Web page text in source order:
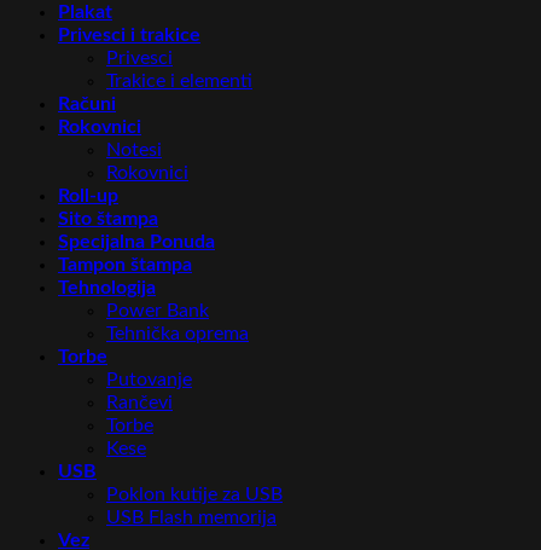
Plakat
Privesci i trakice
Privesci
Trakice i elementi
Računi
Rokovnici
Notesi
Rokovnici
Roll-up
Sito štampa
Specijalna Ponuda
Tampon štampa
Tehnologija
Power Bank
Tehnička oprema
Torbe
Putovanje
Rančevi
Torbe
Kese
USB
Poklon kutije za USB
USB Flash memorija
Vez